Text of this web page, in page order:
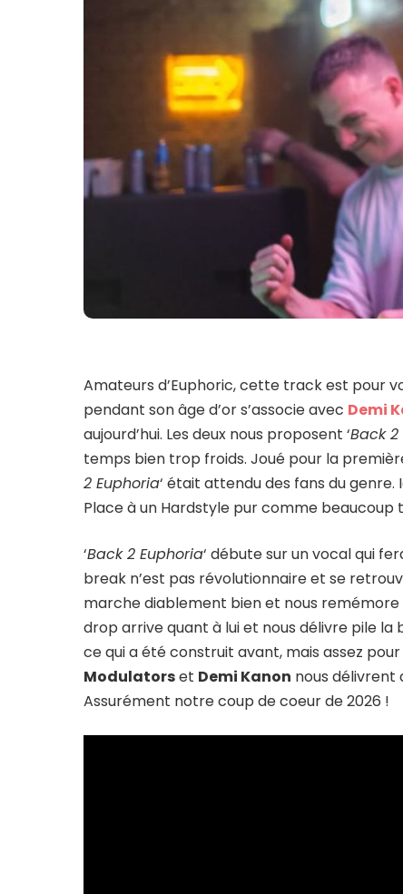
Amateurs d’Euphoric, cette track est pour
pendant son âge d’or s’associe avec Demi
aujourd’hui. Les deux nous proposent ‘Back
temps bien trop froids. Joué pour la
2 Euphoria‘ était attendu des fans du
Place à un Hardstyle pur comme
‘Back 2 Euphoria‘ débute sur un vocal qui
break n’est pas révolutionnaire et se
marche diablement bien et nous
drop arrive quant à lui et nous délivre pile
ce qui a été construit avant, mais assez
Modulatorset Demi Kanon nous délivrent
Assurément notre coup de coeur de 2026 !